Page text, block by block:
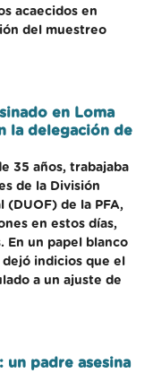
acaecidos en
del muestreo
en Loma
la delegación de
35 años, trabajaba
de la División
(DUOF) de la PFA,
en estos días,
En un papel blanco
indicios que el
a un ajuste de
un padre asesina